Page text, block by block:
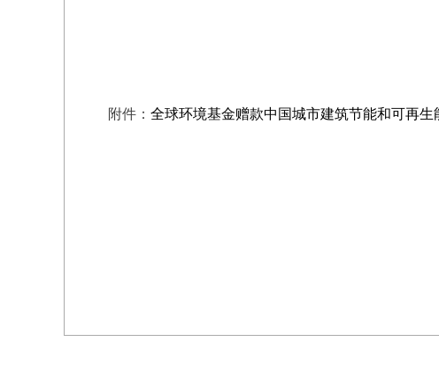
附件： 全球环境基金赠款中国城市建筑节能和可再